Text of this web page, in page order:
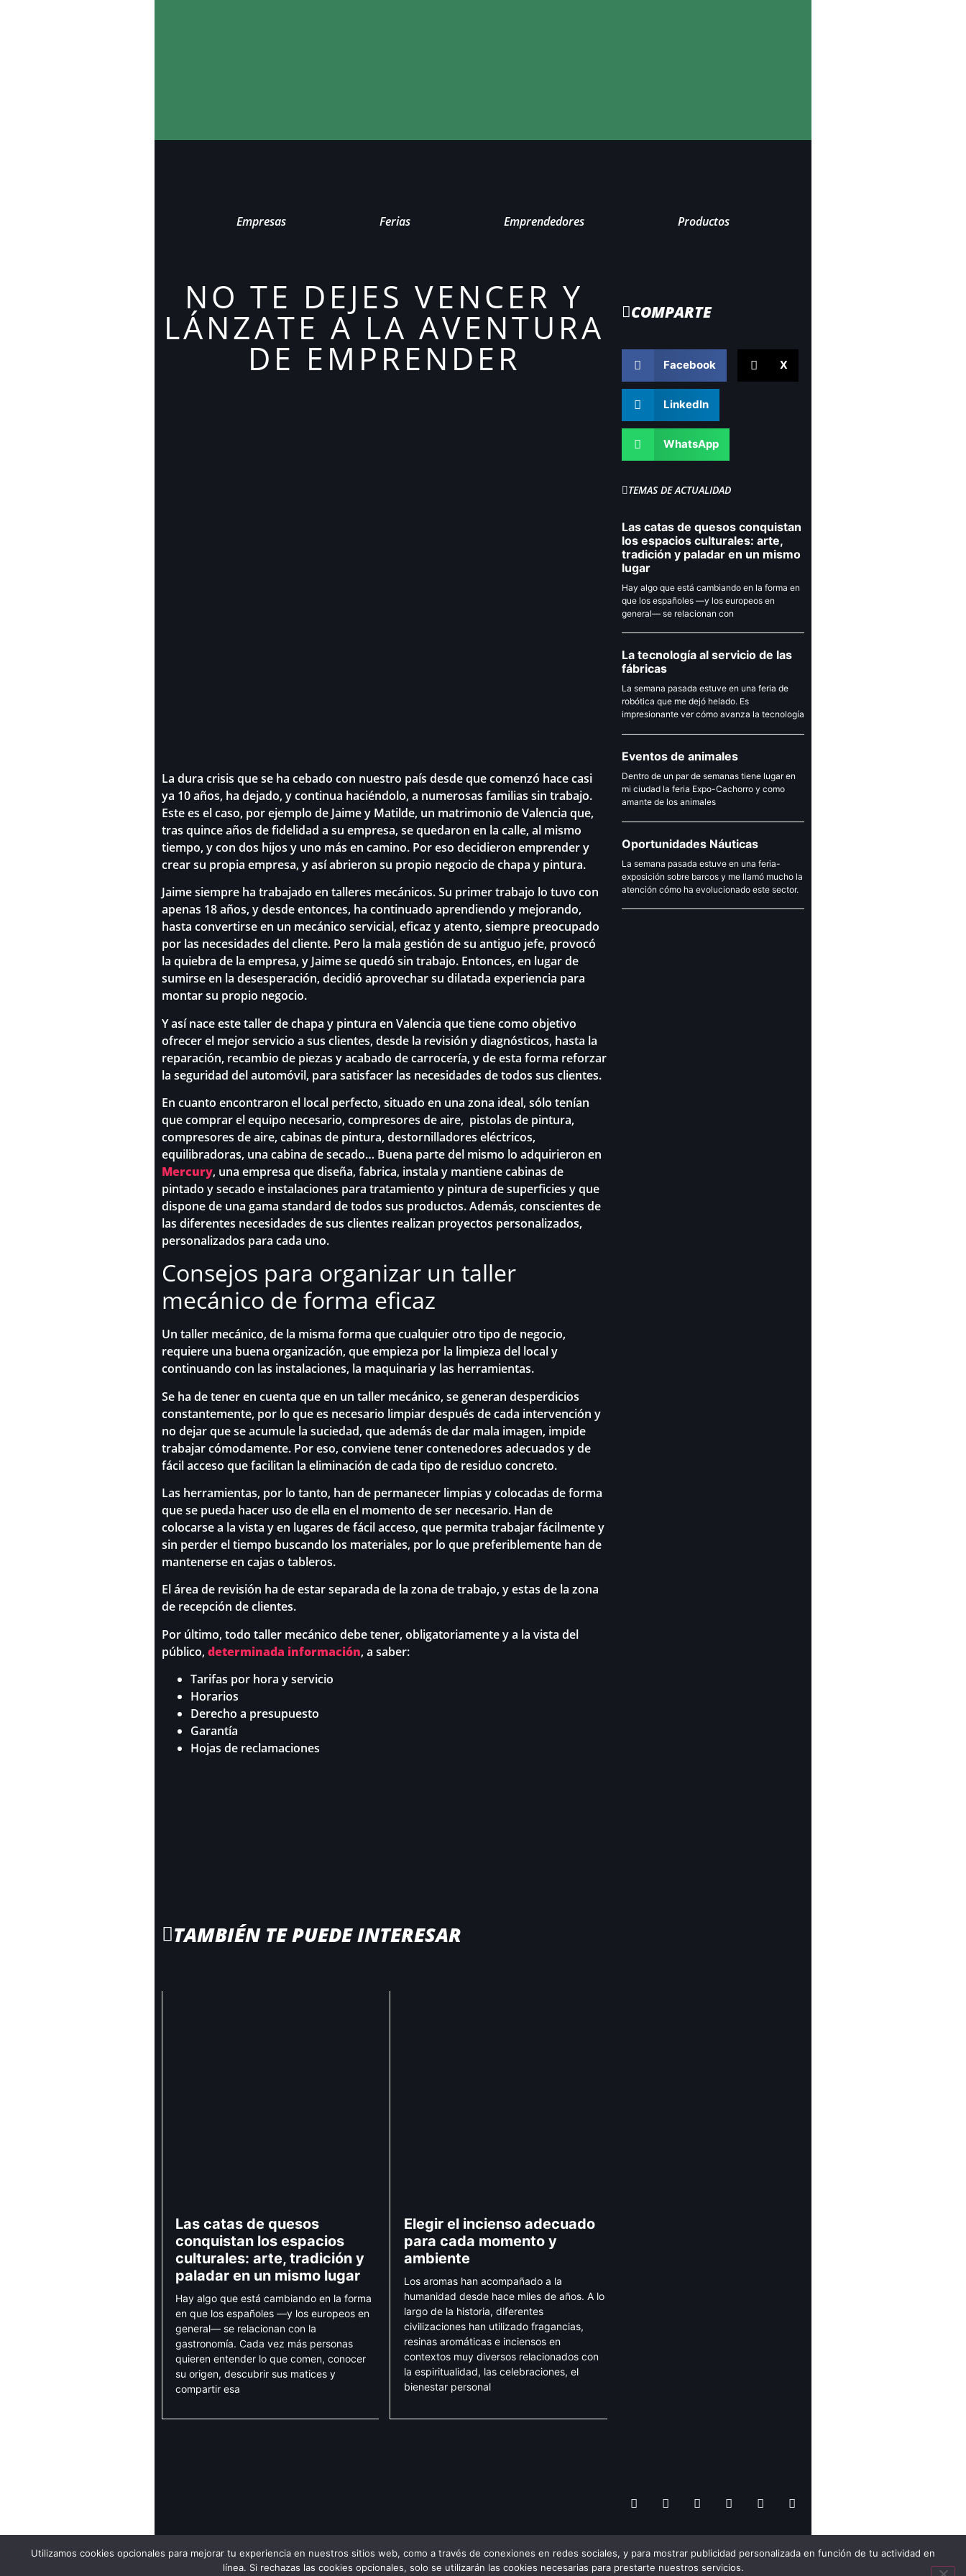
Empresas Ferias Emprendedores Productos
NO TE DEJES VENCER Y
LÁNZATE A LA AVENTURA
DE EMPRENDER
La dura crisis que se ha cebado con nuestro país desde que comenzó hace casi
ya 10 años, ha dejado, y continua haciéndolo, a numerosas familias sin trabajo.
Este es el caso, por ejemplo de Jaime y Matilde, un matrimonio de Valencia que,
tras quince años de fidelidad a su empresa, se quedaron en la calle, al mismo
tiempo, y con dos hijos y uno más en camino. Por eso decidieron emprender y
crear su propia empresa, y así abrieron su propio negocio de chapa y pintura.
Jaime siempre ha trabajado en talleres mecánicos. Su primer trabajo lo tuvo con
apenas 18 años, y desde entonces, ha continuado aprendiendo y mejorando,
hasta convertirse en un mecánico servicial, eficaz y atento, siempre preocupado
por las necesidades del cliente. Pero la mala gestión de su antiguo jefe, provocó
la quiebra de la empresa, y Jaime se quedó sin trabajo. Entonces, en lugar de
sumirse en la desesperación, decidió aprovechar su dilatada experiencia para
montar su propio negocio.
Y así nace este taller de chapa y pintura en Valencia que tiene como objetivo
ofrecer el mejor servicio a sus clientes, desde la revisión y diagnósticos, hasta la
reparación, recambio de piezas y acabado de carrocería, y de esta forma reforzar
la seguridad del automóvil, para satisfacer las necesidades de todos sus clientes.
En cuanto encontraron el local perfecto, situado en una zona ideal, sólo tenían
que comprar el equipo necesario, compresores de aire, pistolas de pintura,
compresores de aire, cabinas de pintura, destornilladores eléctricos,
equilibradoras, una cabina de secado… Buena parte del mismo lo adquirieron en
Mercury, una empresa que diseña, fabrica, instala y mantiene cabinas de
pintado y secado e instalaciones para tratamiento y pintura de superficies y que
dispone de una gama standard de todos sus productos. Además, conscientes de
las diferentes necesidades de sus clientes realizan proyectos personalizados,
personalizados para cada uno.
Consejos para organizar un taller
mecánico de forma eficaz
Un taller mecánico, de la misma forma que cualquier otro tipo de negocio,
requiere una buena organización, que empieza por la limpieza del local y
continuando con las instalaciones, la maquinaria y las herramientas.
Se ha de tener en cuenta que en un taller mecánico, se generan desperdicios
constantemente, por lo que es necesario limpiar después de cada intervención y
no dejar que se acumule la suciedad, que además de dar mala imagen, impide
trabajar cómodamente. Por eso, conviene tener contenedores adecuados y de
fácil acceso que facilitan la eliminación de cada tipo de residuo concreto.
Las herramientas, por lo tanto, han de permanecer limpias y colocadas de forma
que se pueda hacer uso de ella en el momento de ser necesario. Han de
colocarse a la vista y en lugares de fácil acceso, que permita trabajar fácilmente y
sin perder el tiempo buscando los materiales, por lo que preferiblemente han de
mantenerse en cajas o tableros.
El área de revisión ha de estar separada de la zona de trabajo, y estas de la zona
de recepción de clientes.
Por último, todo taller mecánico debe tener, obligatoriamente y a la vista del
público,determinada información, a saber:
Tarifas por hora y servicio
Horarios
Derecho a presupuesto
Garantía
Hojas de reclamaciones
TAMBIÉN TE PUEDE INTERESAR
Las catas de quesos
conquistan los espacios
culturales: arte, tradición y
paladar en un mismo lugar
Hay algo que está cambiando en la forma
en que los españoles —y los europeos en
general— se relacionan con la
gastronomía. Cada vez más personas
quieren entender lo que comen, conocer
su origen, descubrir sus matices y
compartir esa
Elegir el incienso adecuado
para cada momento y
ambiente
Los aromas han acompañado a la
humanidad desde hace miles de años. A lo
largo de la historia, diferentes
civilizaciones han utilizado fragancias,
resinas aromáticas e inciensos en
contextos muy diversos relacionados con
la espiritualidad, las celebraciones, el
bienestar personal
COMPARTE
Facebook X
LinkedIn
WhatsApp
TEMAS DE ACTUALIDAD
Las catas de quesos conquistan
los espacios culturales: arte,
tradición y paladar en un mismo
lugar
Hay algo que está cambiando en la forma en
que los españoles —y los europeos en
general— se relacionan con
La tecnología al servicio de las
fábricas
La semana pasada estuve en una feria de
robótica que me dejó helado. Es
impresionante ver cómo avanza la tecnología
Eventos de animales
Dentro de un par de semanas tiene lugar en
mi ciudad la feria Expo-Cachorro y como
amante de los animales
Oportunidades Náuticas
La semana pasada estuve en una feria-
exposición sobre barcos y me llamó mucho la
atención cómo ha evolucionado este sector.
Política de privacidad–Política decookies© Todos los derechos reservados 2022 FeriaUniversia
Utilizamos cookies opcionales para mejorar tu experiencia en nuestros sitios web, como a través de conexiones en redes sociales, y para mostrar publicidad personalizada en función de tu actividad en
línea. Si rechazas las cookies opcionales, solo se utilizarán las cookies necesarias para prestarte nuestros servicios.